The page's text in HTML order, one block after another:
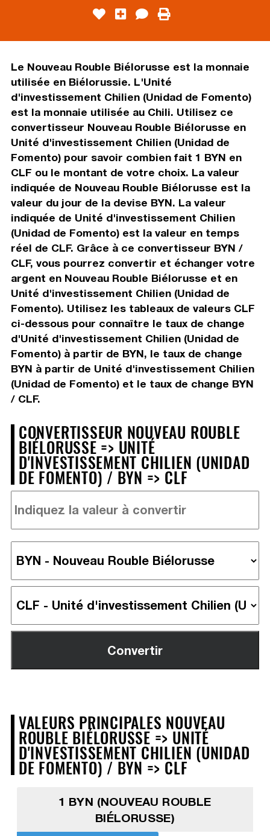
Le Nouveau Rouble Biélorusse est la monnaie
utilisée en Biélorussie. L'Unité
d'investissement Chilien (Unidad de Fomento)
est la monnaie utilisée au Chili. Utilisez ce
convertisseur Nouveau Rouble Biélorusse en
Unité d'investissement Chilien (Unidad de
Fomento) pour savoir combien fait 1 BYN en
CLF ou le montant de votre choix. La valeur
indiquée de Nouveau Rouble Biélorusse est la
valeur du jour de la devise BYN. La valeur
indiquée de Unité d'investissement Chilien
(Unidad de Fomento) est la valeur en temps
réel de CLF. Grâce à ce convertisseur BYN /
CLF, vous pourrez convertir et échanger votre
argent en Nouveau Rouble Biélorusse et en
Unité d'investissement Chilien (Unidad de
Fomento). Utilisez les tableaux de valeurs CLF
ci-dessous pour connaître le taux de change
d'Unité d'investissement Chilien (Unidad de
Fomento) à partir de BYN, le taux de change
BYN à partir de Unité d'investissement Chilien
(Unidad de Fomento) et le taux de change BYN
/ CLF.
CONVERTISSEUR NOUVEAU ROUBLE
BIÉLORUSSE => UNITÉ
D'INVESTISSEMENT CHILIEN (UNIDAD
DE FOMENTO) / BYN => CLF
VALEURS PRINCIPALES NOUVEAU
ROUBLE BIÉLORUSSE => UNITÉ
D'INVESTISSEMENT CHILIEN (UNIDAD
DE FOMENTO) / BYN => CLF
1 BYN (NOUVEAU ROUBLE
BIÉLORUSSE)